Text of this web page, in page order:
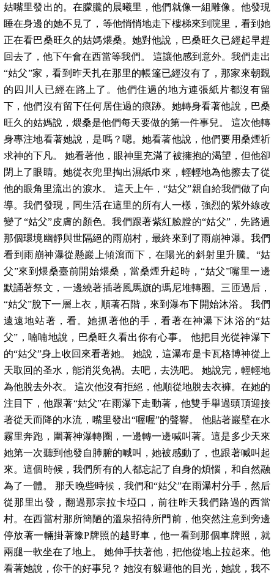
姑嘴里發出的。在朦朧的晨曦里，他們就像一組雕像。他發現
睡在身邊的她不見了，等他悄悄地走下樓梯來到院里，看到她
正在看巴桑旺久的姑媽煨桑。她對他說，巴桑旺久已經起早趕
回去了，他下午會在西當等我們。 這讓他感到意外。我們走出
“姑父”家，看到昨天扎在那里的帳篷已經沒有了，那家來朝覲
的四川人已經在路上了。他們住過的地方連張紙片都沒有留
下，他們沒有留下任何居住過的痕跡。她轉身看著他說，巴桑
旺久的姑媽說，煨桑是他們每天要做的第一件事兒。 這次他轉
身專注地看著她說，是嗎？嗯。她看著他說，他們要用桑煙祈
求神的下凡。 她看著他，眼神里充滿了被擁抱的渴望，但他卻
閉上了眼睛。她從衣兜里掏出濕紙巾來，輕輕地為他擦去了從
他的眼角里流出的淚水。 這天上午，“姑父”親自給我們做了向
導。我們發現，同生活在這里的所有人一樣，強烈的紫外線改
變了“姑父”皮膚的顏色。我們跟著紫紅臉膛的“姑父”，先路過
那個環境幽靜與世隔絕的雨崩村，最終來到了雨崩神瀑。我們
看到雨崩神瀑從懸巖上傾瀉而下，在陽光的斜射里升騰。“姑
父”來到煨桑臺前開始煨桑，當桑煙升起時，“姑父”嘴里一邊
默誦著祭文，一邊繞著插著風馬旗的瑪尼堆轉圈。三匝過后，
“姑父”脫下一層上衣，順著石階，來到瀑布下開始沐浴。 我們
遠遠地站著，看。她抓著他的手，看著在神瀑下沐浴的“姑
父”，喃喃地說，巴桑旺久看出你有心事。 他把目光從神瀑下
的“姑父”身上收回來看著她。 她說，這瀑布是卡瓦格博神從上
天取回的圣水，能消災免禍。去吧，去洗吧。 她說完，輕輕地
為他脫去外衣。 這次他沒有拒絕，他順從地脫去衣褲。在她的
注目下，他跟著“姑父”在雨瀑下走動著，他雙手舉過頭頂迎接
著從天而降的水流，嘴里發出“喔喔”的聲響。 他貼著巖壁在水
霧里奔跑，圍著神瀑轉圈，一邊轉一邊喊叫著。這是多少天來
她第一次聽到他發自肺腑的喊叫，她被感動了，也跟著喊叫起
來。這個時候，我們所有的人都忘記了自身的煩惱，和自然融
為了一體。 那天晚些時候，我們和“姑父”在雨瀑村分手，然后
從那里出發，翻過那宗拉卡埡口，前往昨天我們路過的西當
村。在西當村那所簡陋的溫泉招待所門前，他突然注意到旁邊
停放著一輛掛著豫P牌照的越野車，他一看到那個車牌照，就
兩腿一軟坐在了地上。 她伸手扶著他，把他從地上拉起來。他
看著她說，你干的好事兒？ 她沒有躲避他的目光，她說，我不